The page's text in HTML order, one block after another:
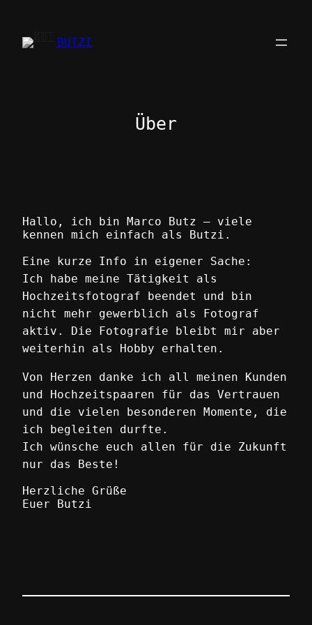
springenBUTZI
Über
Hallo, ich bin Marco Butz – viele
kennen mich einfach als Butzi.
Eine kurze Info in eigener Sache:
Ich habe meine Tätigkeit als
Hochzeitsfotograf beendet und bin
nicht mehr gewerblich als Fotograf
aktiv. Die Fotografie bleibt mir aber
weiterhin als Hobby erhalten.
Von Herzen danke ich all meinen Kunden
und Hochzeitspaaren für das Vertrauen
und die vielen besonderen Momente, die
ich begleiten durfte.
Ich wünsche euch allen für die Zukunft
nur das Beste!
Herzliche Grüße
Euer Butzi